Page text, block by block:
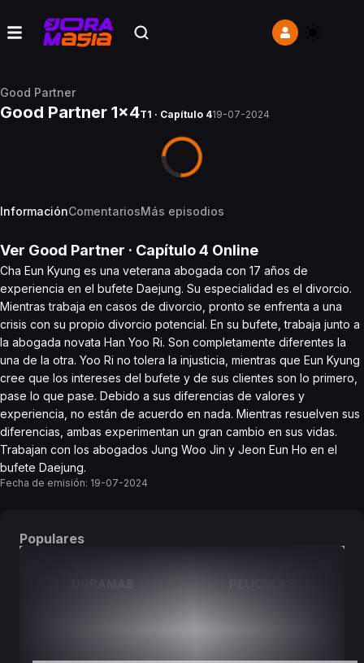
Good Partner
Good Partner 1x4T1 · Capítulo 419-07-2024
InformaciónComentariosMás episodios
Ver Good Partner · Capítulo4 Online
Cha Eun Kyung es una veterana abogada con 17 años de
experiencia en el bufete Daejung. Su especialidad es el divorcio.
Mientras trabaja en casos de divorcio, pronto se enfrenta a una
crisis con su propio divorcio potencial. En su bufete, trabaja junto a
la abogada novata Han Yoo Ri. Son completamente diferentes la
una de la otra. Yoo Ri no tolera la injusticia, mientras que Eun Kyung
cree que los intereses del bufete y de sus clientes son lo primero,
pase lo que pase. Debido a sus diferencias de valores y
experiencia, no están de acuerdo en nada. Mientras resuelven sus
diferencias, ambas experimentan un gran cambio en sus vidas.
Trabajan con los abogados Jung Woo Jin y Jeon Eun Ho en el
bufete Daejung.
Fecha de emisión: 19-07-2024
Populares
DORAMAS PELÍCULAS